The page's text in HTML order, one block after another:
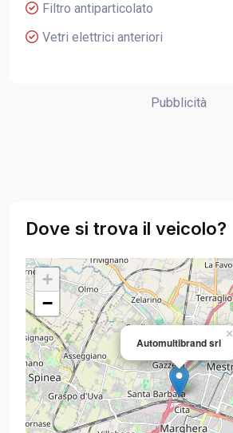
Filtro antiparticolato
Vetri elettrici anteriori
Pubblicità
Dove si trova il veicolo?
Automultibrand srl
×
+
−